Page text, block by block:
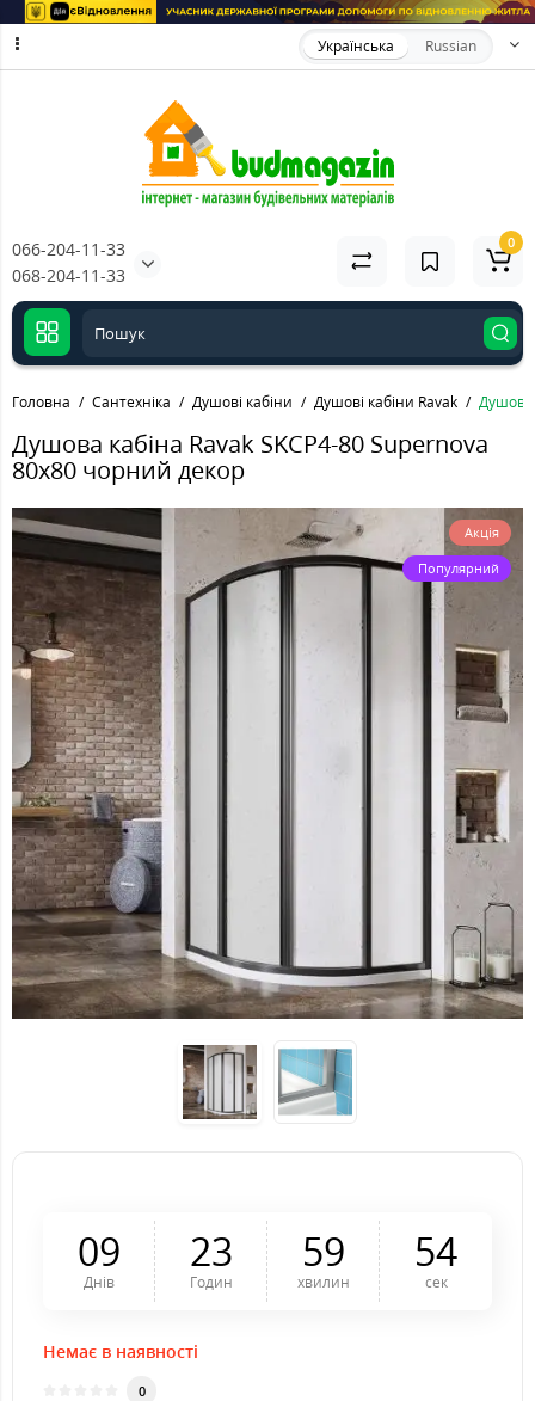
Українська Russian
066-204-11-33
068-204-11-33
0
Головна Сантехніка Душові кабіни Душові кабіни Ravak Душова
Душова кабіна Ravak SKCP4-80 Supernova
80x80 чорний декор
Акція
Популярний
09
Днів
23
Годин
59
хвилин
54
сек
Немає в наявності
0